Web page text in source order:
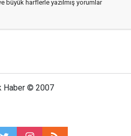
büyük harflerle yazılmış yorumlar
Haber © 2007